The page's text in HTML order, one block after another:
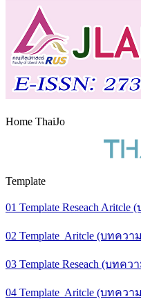
Home ThaiJo
Template
01 Template Reseach
02 Template Aritcle (บทคว
03 Template Reseach (บทคว
04 Template Aritcle (บทควา